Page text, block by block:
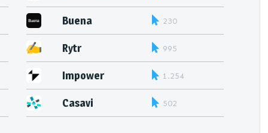
Buena 230
Rytr 995
Impower 1.254
Casavi 502